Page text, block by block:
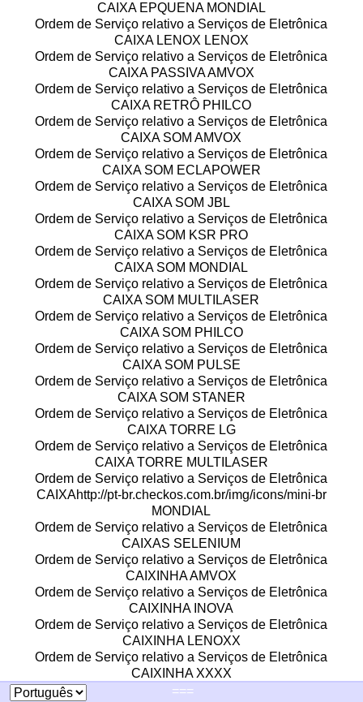
CAIXA EPQUENA MONDIAL
Ordem de Serviço relativo a Serviços de Eletrônica
CAIXA LENOX LENOX
Ordem de Serviço relativo a Serviços de Eletrônica
CAIXA PASSIVA AMVOX
Ordem de Serviço relativo a Serviços de Eletrônica
CAIXA RETRÔ PHILCO
Ordem de Serviço relativo a Serviços de Eletrônica
CAIXA SOM AMVOX
Ordem de Serviço relativo a Serviços de Eletrônica
CAIXA SOM ECLAPOWER
Ordem de Serviço relativo a Serviços de Eletrônica
CAIXA SOM JBL
Ordem de Serviço relativo a Serviços de Eletrônica
CAIXA SOM KSR PRO
Ordem de Serviço relativo a Serviços de Eletrônica
CAIXA SOM MONDIAL
Ordem de Serviço relativo a Serviços de Eletrônica
CAIXA SOM MULTILASER
Ordem de Serviço relativo a Serviços de Eletrônica
CAIXA SOM PHILCO
Ordem de Serviço relativo a Serviços de Eletrônica
CAIXA SOM PULSE
Ordem de Serviço relativo a Serviços de Eletrônica
CAIXA SOM STANER
Ordem de Serviço relativo a Serviços de Eletrônica
CAIXA TORRE LG
Ordem de Serviço relativo a Serviços de Eletrônica
CAIXA TORRE MULTILASER
Ordem de Serviço relativo a Serviços de Eletrônica
CAIXAhttp://pt-br.checkos.com.br/img/icons/mini-br
MONDIAL
Ordem de Serviço relativo a Serviços de Eletrônica
CAIXAS SELENIUM
Ordem de Serviço relativo a Serviços de Eletrônica
CAIXINHA AMVOX
Ordem de Serviço relativo a Serviços de Eletrônica
CAIXINHA INOVA
Ordem de Serviço relativo a Serviços de Eletrônica
CAIXINHA LENOXX
Ordem de Serviço relativo a Serviços de Eletrônica
CAIXINHA XXXX
Ordem de Serviço relativo a Serviços de Eletrônica
===